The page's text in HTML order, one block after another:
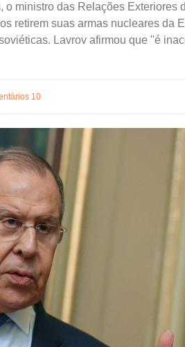
ministro das Relações Exteriores
retirem suas armas nucleares da
Lavrov afirmou que "é
10